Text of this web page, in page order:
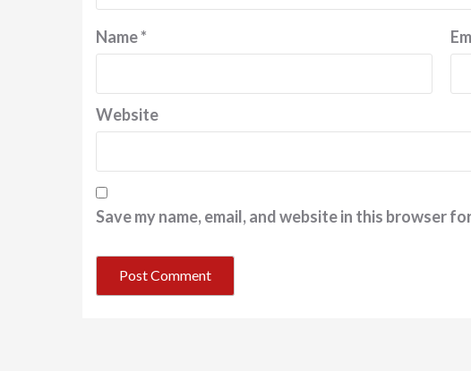
Name*
Website
Save my name, email, and website in this browser